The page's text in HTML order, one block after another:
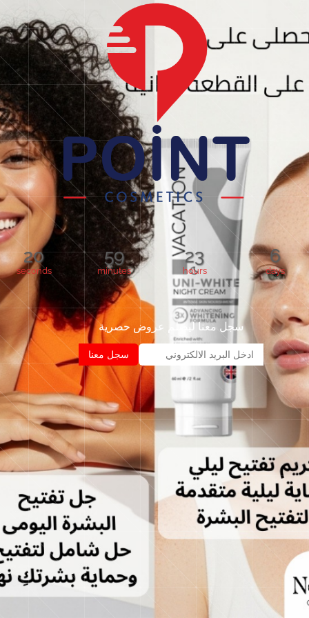
6
days
23
hours
59
minutes
20
seconds
سجل معنا ليصلم عروض حصرية